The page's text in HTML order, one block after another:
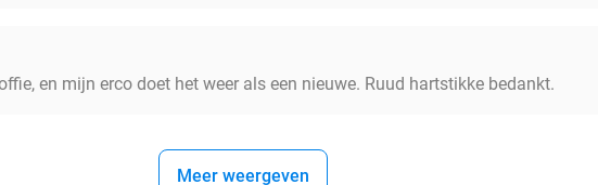
en mijn erco doet het weer als een nieuwe. Ruud hartstikke bedankt.
Meer weergeven